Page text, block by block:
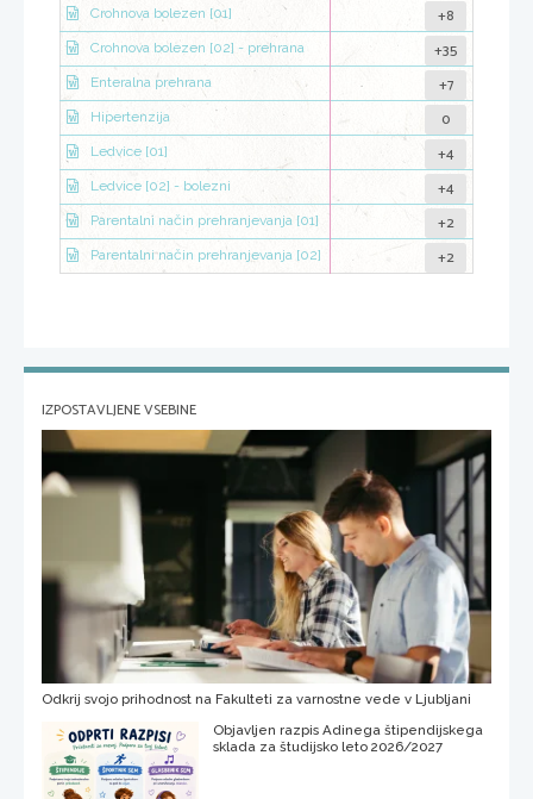
Crohnova bolezen [01] +8
Crohnova bolezen [02] - prehrana +35
Enteralna prehrana +7
Hipertenzija 0
Ledvice [01] +4
Ledvice [02] - bolezni +4
Parentalni način prehranjevanja [01] +2
Parentalni način prehranjevanja [02] +2
IZPOSTAVLJENE VSEBINE
Odkrij svojo prihodnost na Fakulteti za varnostne vede v Ljubljani
Objavljen razpis Adinega štipendijskega
sklada za študijsko leto 2026/2027